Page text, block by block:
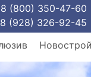
8 (800) 350-47-60
8 (928) 326-92-45